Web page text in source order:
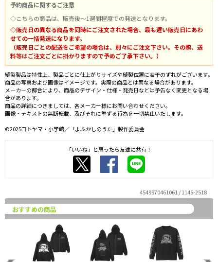
予約商品に関するご注意
◇こちらの商品は、販売後～1週間程度での発送となります。
◇販売日の異なる商品を同時にご注文された場合、最も遅い販売日にあわ
せての一括発送になります。
（販売日ごとの配送をご希望の場合は、別々にご注文下さい。その際、送
料等はご注文ごとに掛かりますので予めご了承下さい。）
縫製製品は特性上、製品ごとに仕上がりサイズや縫製位置に若干のずれがございます。
商品の写真および画像はイメージです。実際の商品とは異なる場合があります。
メーカーの都合により、商品のデザイン・仕様・発売日などは予告なく変更となる場
合があります。
商品の詳細につきましては、各メーカー様にお問い合わせください。
画像・テキストの無断転載、及びそれに準ずる行為を一切禁止いたします。
©2025コトヤマ・小学館／「よふかしのうた」製作委員会
「いいね」と思ったら友達に共有！
4549970461061 / 1145-2518
おすすめの商品